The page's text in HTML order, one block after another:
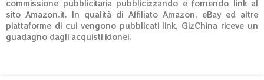
commissione pubblicitaria pubblicizzando e fornendo link al
sito Amazon.it. In qualità di Affiliato Amazon, eBay ed altre
piattaforme di cui vengono pubblicati link, GizChina riceve un
guadagno dagli acquisti idonei.